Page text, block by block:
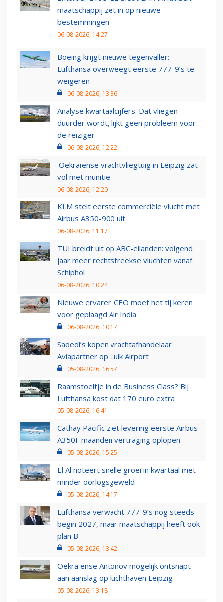
maatschappij zet in op nieuwe
bestemmingen
06-08-2026, 14:27
Boeing krijgt nieuwe tegenvaller:
Lufthansa overweegt eerste 777-9’s te
weigeren
06-08-2026, 13:36
Analyse kwartaalcijfers: Dat vliegen
duurder wordt, lijkt geen probleem voor
de reiziger
06-08-2026, 12:22
'Oekraïense vrachtvliegtuig in Leipzig zat
vol met munitie'
06-08-2026, 12:20
KLM stelt eerste commerciële vlucht met
Airbus A350-900 uit
06-08-2026, 11:17
TUI breidt uit op ABC-eilanden: volgend
jaar meer rechtstreekse vluchten vanaf
Schiphol
06-08-2026, 10:24
Nieuwe ervaren CEO moet het tij keren
voor geplaagd Air India
06-08-2026, 10:17
Saoedi’s kopen vrachtafhandelaar
Aviapartner op Luik Airport
05-08-2026, 16:57
Raamstoeltje in de Business Class? Bij
Lufthansa kost dat 170 euro extra
05-08-2026, 16:41
Cathay Pacific ziet levering eerste Airbus
A350F maanden vertraging oplopen
05-08-2026, 15:25
El Al noteert snelle groei in kwartaal met
minder oorlogsgeweld
05-08-2026, 14:17
Lufthansa verwacht 777-9’s nog steeds
begin 2027, maar maatschappij heeft ook
plan B
05-08-2026, 13:42
Oekraïense Antonov mogelijk ontsnapt
aan aanslag op luchthaven Leipzig
05-08-2026, 13:18